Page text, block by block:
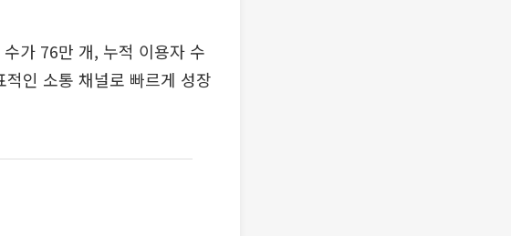
가 76만 개, 누적 이용자 수
인 소통 채널로 빠르게 성장